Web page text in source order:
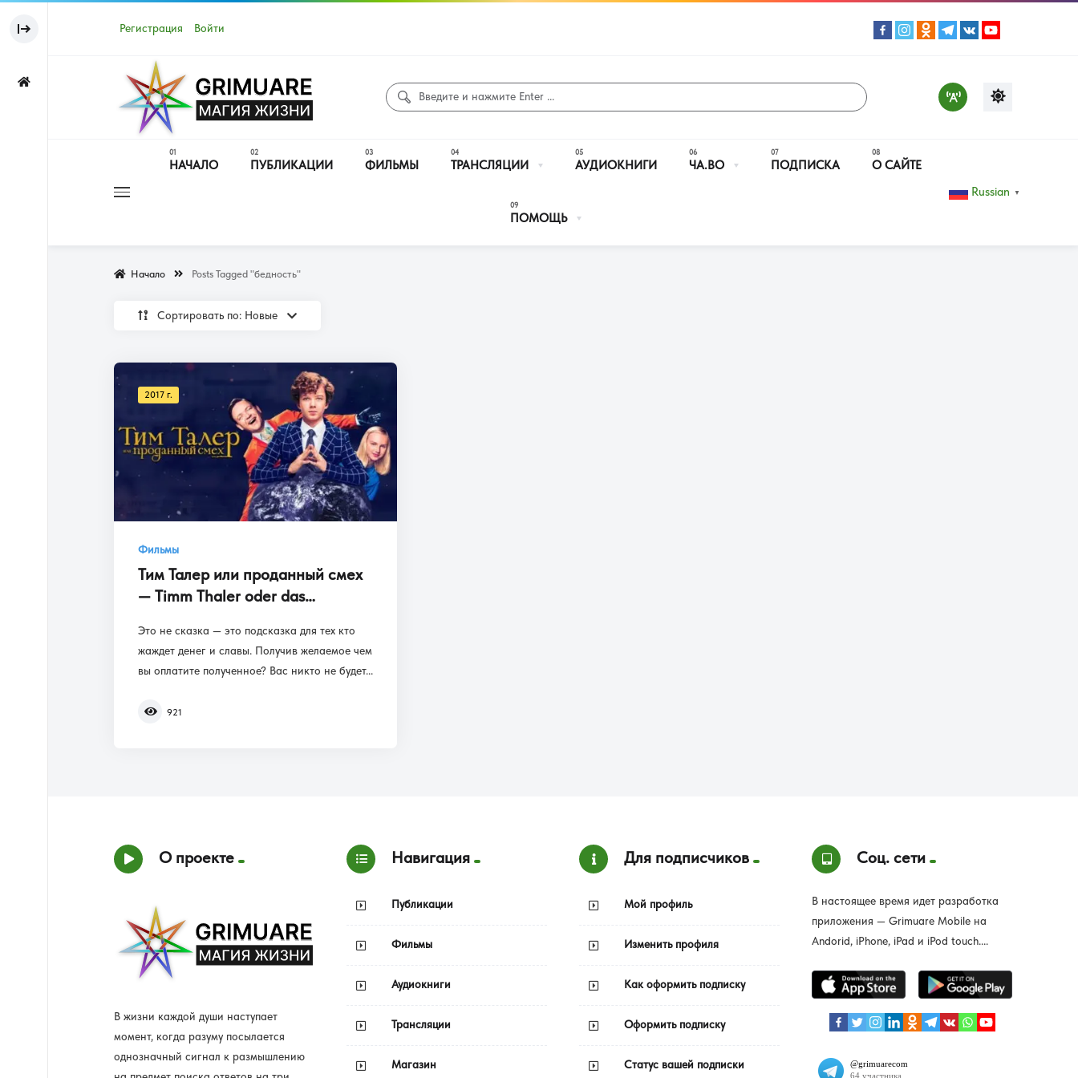
Регистрация Войти
НАЧАЛО ПУБЛИКАЦИИ ФИЛЬМЫ ТРАНСЛЯЦИИ АУДИОКНИГИ ЧА.ВО ПОДПИСКА О САЙТЕ
ПОМОЩЬ
Russian ▼
Начало Posts Tagged "бедность"
Сортировать по: Новые
2017 г.
Фильмы
Тим Талер или проданный смех
— Timm Thaler oder das
Это не сказка — это подсказка для тех кто
жаждет денег и славы. Получив желаемое чем
вы оплатите полученное? Вас никто не будет...
921
О проекте
В жизни каждой души наступает
момент, когда разуму посылается
однозначный сигнал к размышлению
Навигация
Публикации
Фильмы
Аудиокниги
Трансляции
Магазин
Для подписчиков
Мой профиль
Изменить профиля
Как оформить подписку
Оформить подписку
Статус вашей подписки
Соц. сети
В настоящее время идет разработка
приложения — Grimuare Mobile на
Andorid, iPhone, iPad и iPod touch....